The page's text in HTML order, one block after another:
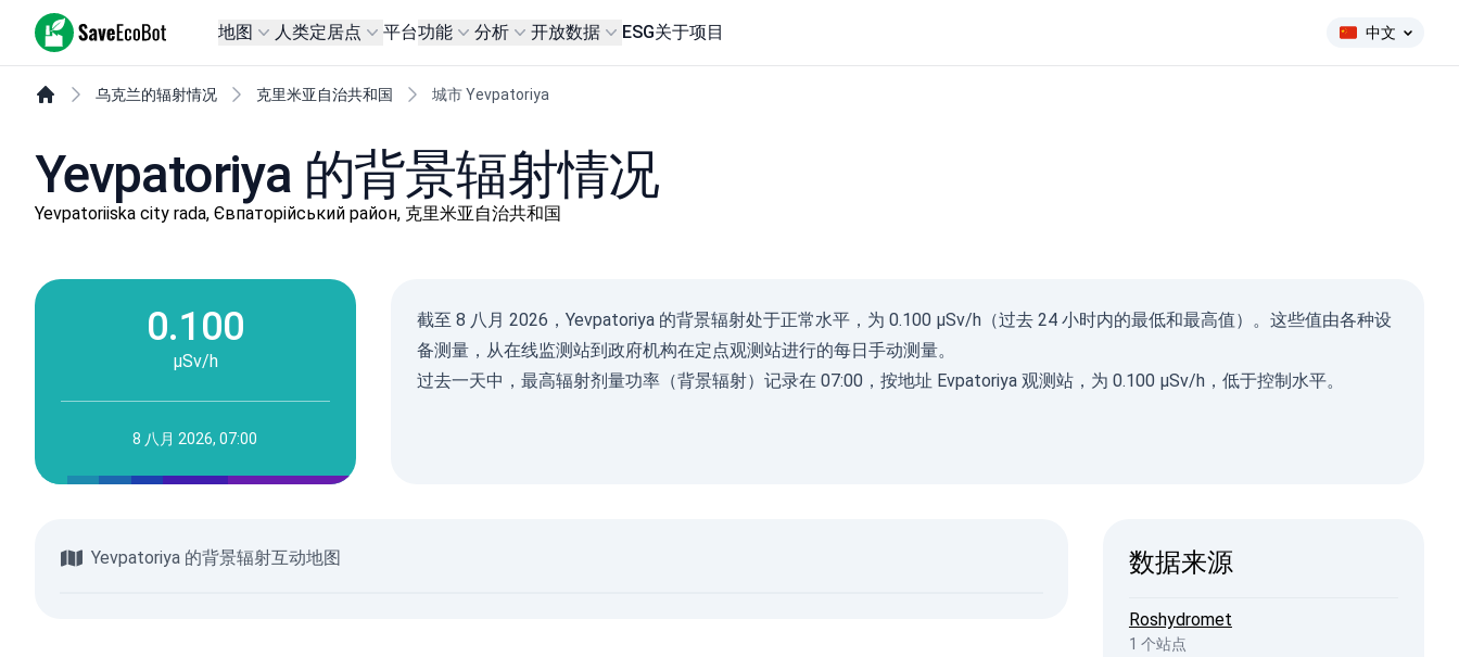
SaveEcoBot 地图 人类定居点 平台功能 分析 开放数据 ESG关于项目 中文
乌克兰的辐射情况 克里米亚自治共和国 城市 Yevpatoriya
Yevpatoriya 的背景辐射情况
Yevpatoriiska city rada, Євпаторійський район, 克里米亚自治共和国
0.100
µSv/h
8 八月 2026, 07:00
截至 8 八月 2026，Yevpatoriya 的背景辐射处于正常水平，为 0.100 µSv/h（过去 24 小时内的最低和最高值）。这些值由各种设
备测量，从在线监测站到政府机构在定点观测站进行的每日手动测量。
过去一天中，最高辐射剂量功率（背景辐射）记录在 07:00，按地址 Evpatoriya 观测站，为 0.100 µSv/h，低于控制水平。
Yevpatoriya 的背景辐射互动地图
(µSv/h)
0-0.1
0.101-0.2 280
数据来源
Roshydromet
1 个站点